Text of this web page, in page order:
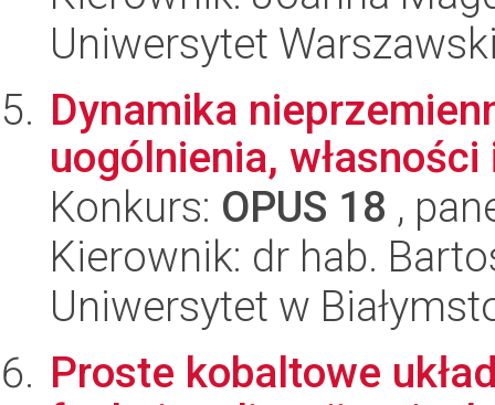
Uniwersytet
Dynamika
uogólnienia,
Konkurs: OPUS 18 ,
Kierownik: dr hab.
Uniwersytet w
Proste kobaltowe